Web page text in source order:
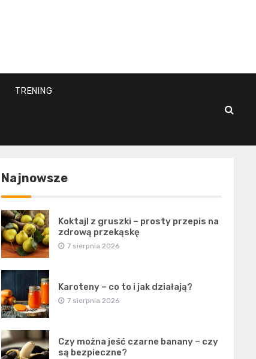
TRENING
Najnowsze
Koktajl z gruszki – prosty przepis na
zdrową przekąskę
7 sierpnia 2026
Karoteny – co to i jak działają?
7 sierpnia 2026
Czy można jeść czarne banany – czy
są bezpieczne?